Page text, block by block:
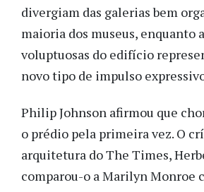
divergiam das galerias bem
maioria dos museus, enquanto
voluptuosas do edifício
novo tipo de impulso
Philip Johnson afirmou que
o prédio pela primeira vez. O
arquitetura do The Times,
comparou-o a Marilyn Monroe